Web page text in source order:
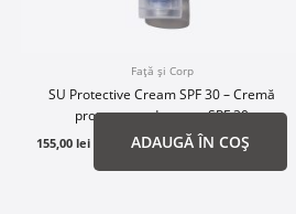
Față și Corp
SU Protective Cream SPF 30 – Cremă
protectoare de soare SPF 30
155,00lei ADAUGĂ ÎN COȘ